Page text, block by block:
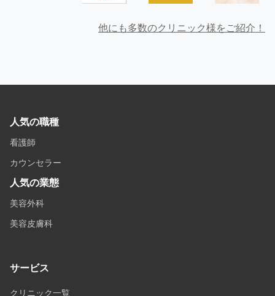
他にも多数のクリニック様をご紹介！
人気の職種
看護師
カウンセラー
人気の業態
美容外科
美容皮膚科
サービス
クリニック一覧